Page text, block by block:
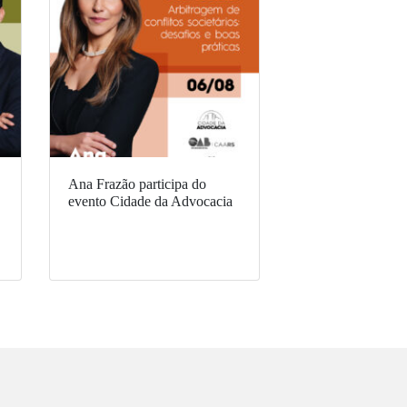
Ana Frazão participa do
evento Cidade da Advocacia